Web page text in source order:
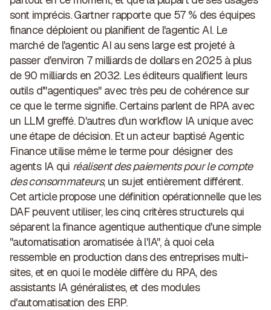
sont imprécis. Gartner rapporte que 57 % des équipes
finance déploient ou planifient de l'agentic AI. Le
marché de l'agentic AI au sens large est projeté à
passer d'environ 7 milliards de dollars en 2025 à plus
de 90 milliards en 2032. Les éditeurs qualifient leurs
outils d'"agentiques" avec très peu de cohérence sur
ce que le terme signifie. Certains parlent de RPA avec
un LLM greffé. D'autres d'un workflow IA unique avec
une étape de décision. Et un acteur baptisé Agentic
Finance utilise même le terme pour désigner des
agents IA qui réalisent des paiements pour le compte
des consommateurs, un sujet entièrement différent.
Cet article propose une définition opérationnelle que les
DAF peuvent utiliser, les cinq critères structurels qui
séparent la finance agentique authentique d'une simple
"automatisation aromatisée à l'IA", à quoi cela
ressemble en production dans des entreprises multi-
sites, et en quoi le modèle diffère du RPA, des
assistants IA généralistes, et des modules
d'automatisation des ERP.